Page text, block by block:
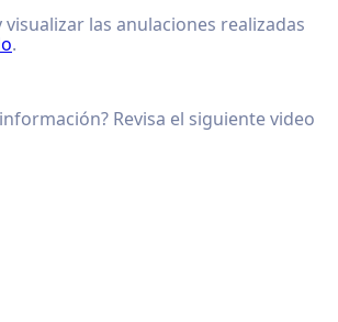
visualizar las anulaciones realizadas
.
Revisa el siguiente video